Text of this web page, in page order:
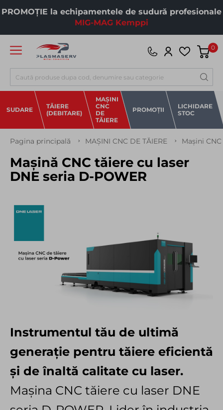
PROMOȚIE la echipamentele de sudură profesionale
MIG-MAG Kemppi
0
SUDARE
TĂIERE
(DEBITARE)
MAȘINI
CNC
DE
TĂIERE
PROMOȚII
LICHIDARE
STOC
Pagina principală MAȘINI CNC DE TĂIERE Mașini
Mașină CNC tăiere cu laser
DNE seria D-POWER
Instrumentul tău de ultimă
generație pentru tăiere eficientă
și de înaltă calitate cu laser.
Mașina CNC tăiere cu laser DNE